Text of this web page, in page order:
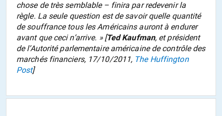
chose de très semblable – finira par redevenir la
règle. La seule question est de savoir quelle quantité
de souffrance tous les Américains auront à endurer
avant que ceci n’arrive. » [Ted Kaufman, et président
de l’Autorité parlementaire américaine de contrôle des
marchés financiers, 17/10/2011, The Huffington
Post]